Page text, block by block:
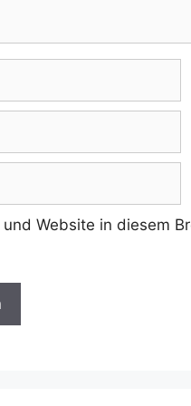
Website in diesem